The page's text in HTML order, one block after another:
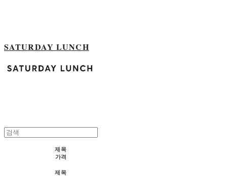
SATURDAY LUNCH
제목
가격
제목